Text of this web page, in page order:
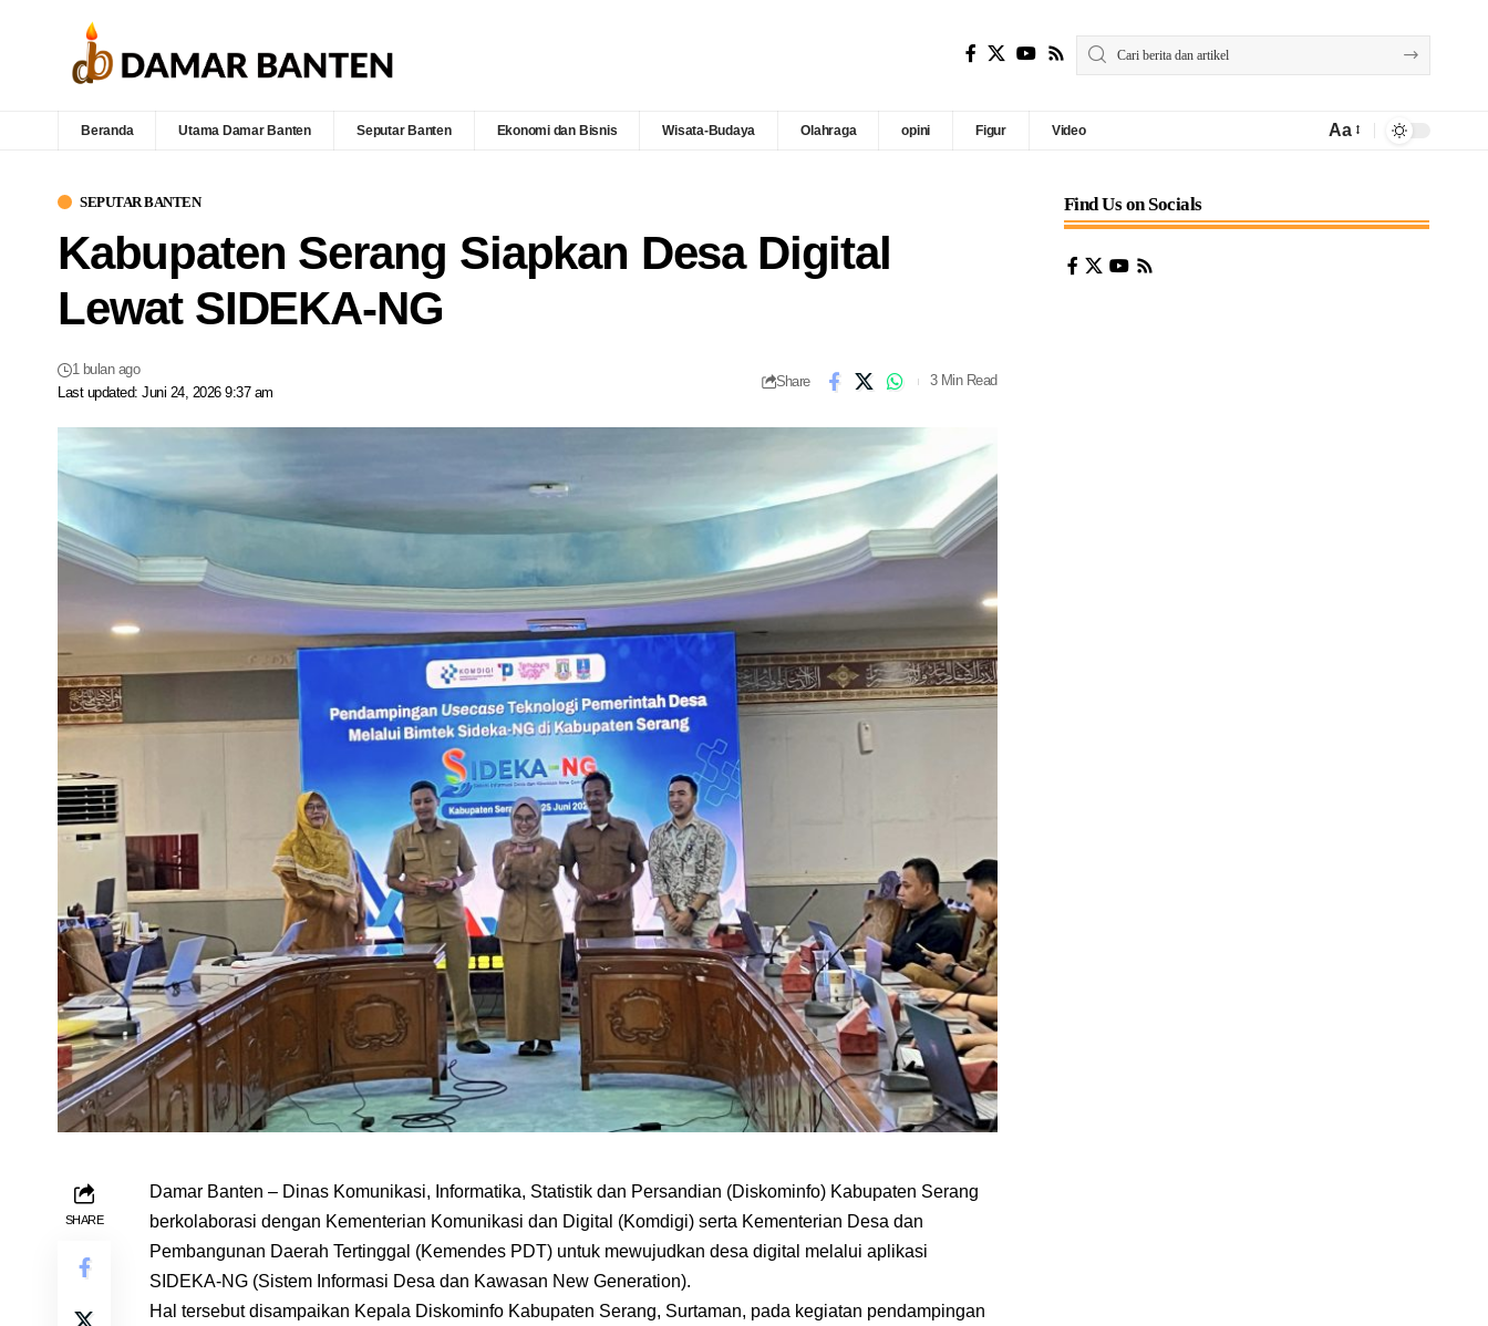
Beranda Utama Damar Banten Seputar Banten Ekonomi dan Bisnis Wisata-Budaya Olahraga opini Figur Video Aa
SEPUTAR BANTEN
Kabupaten Serang Siapkan Desa Digital
Lewat SIDEKA-NG
Last updated: Juni 24, 2026 9:37 am
1 bulan ago
Share 3 Min Read
SHARE
Damar Banten – Dinas Komunikasi, Informatika, Statistik dan Persandian (Diskominfo) Kabupaten Serang
berkolaborasi dengan Kementerian Komunikasi dan Digital (Komdigi) serta Kementerian Desa dan
Pembangunan Daerah Tertinggal (Kemendes PDT) untuk mewujudkan desa digital melalui aplikasi
SIDEKA-NG (Sistem Informasi Desa dan Kawasan New Generation).
Hal tersebut disampaikan Kepala Diskominfo Kabupaten Serang, Surtaman, pada kegiatan pendampingan
Find Us on Socials